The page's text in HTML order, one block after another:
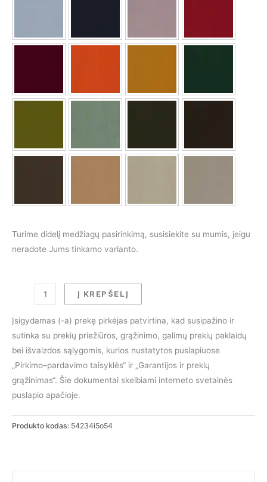
Turime didelį medžiagų pasirinkimą, susisiekite su mumis, jeigu
neradote Jums tinkamo varianto.
produkto
Pusbario
kėdė
TULIP
Į KREPŠELĮ
Įsigydamas (-a) prekę pirkėjas patvirtina, kad susipažino ir
sutinka su prekių priežiūros, grąžinimo, galimų prekių paklaidų
bei išvaizdos sąlygomis, kurios nustatytos puslapiuose
„Pirkimo–pardavimo taisyklės“ ir „Garantijos ir prekių
grąžinimas“. Šie dokumentai skelbiami interneto svetainės
puslapio apačioje.
Produkto kodas: 54234i5o54